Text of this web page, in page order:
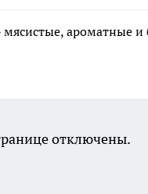
ароматные
отключены.